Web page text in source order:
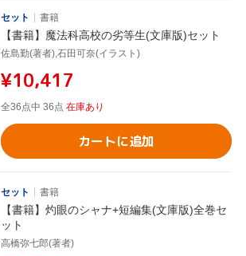
セット 書籍
【書籍】魔法科高校の劣等生(文庫版)セット
佐島勤(著者),石田可奈(イラスト)
¥10,417
全36点中 36点 在庫あり
カートに追加
セット 書籍
【書籍】灼眼のシャナ+短編集(文庫版)全巻セ
ット
高橋弥七郎(著者)